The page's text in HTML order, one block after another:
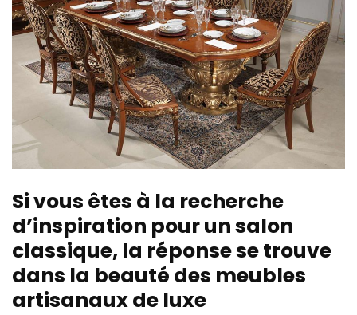
Si vous êtes à la recherche
d’inspiration pour un salon
classique, la réponse se trouve
dans la beauté des meubles
artisanaux de luxe